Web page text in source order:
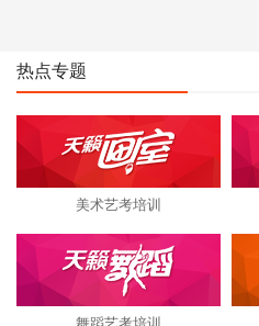
热点专题
美术艺考培训